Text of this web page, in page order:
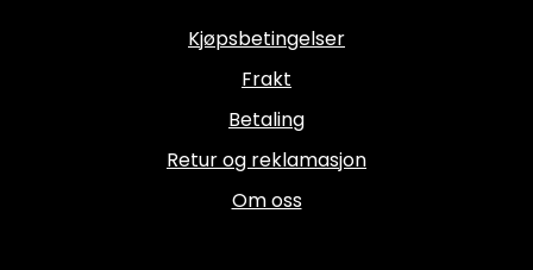
Kjøpsbetingelser
Frakt
Betaling
Retur og reklamasjon
Om oss